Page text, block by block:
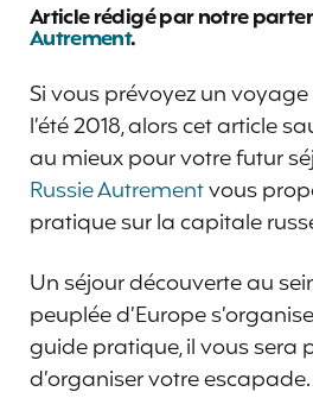
Article rédigé par notre
Autrement.
Si vous prévoyez un
l’été 2018, alors cet article
au mieux pour votre futur
Russie Autrementvous
pratique sur la capitale
Un séjour découverte au
peuplée d’Europe
guide pratique, il vous sera
d’organiser votre escapade.